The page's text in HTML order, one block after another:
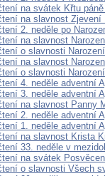
na svátek Křtu páně
na slavnost Zjevení
2. neděle po
na slavnost
o slavnosti
na slavnost
o slavnosti
4. neděle adventní A
3. neděle adventní A
na slavnost Panny
2. neděle adventní A
1. neděle adventní A
na slavnost Krista
33. neděle v
na svátek
o slavnosti Všech